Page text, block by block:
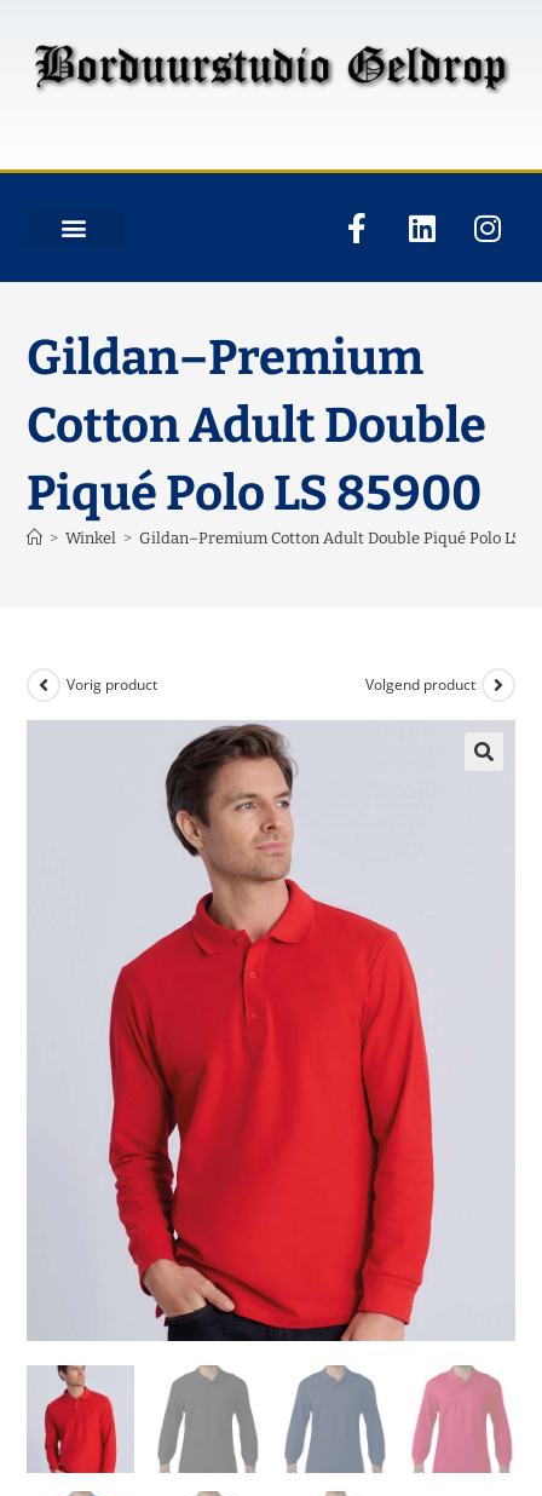
Gildan–Premium
Cotton Adult Double
Piqué Polo LS 85900
> Winkel > Gildan–Premium Cotton Adult Double Piqué Polo LS
Vorig product Volgend product